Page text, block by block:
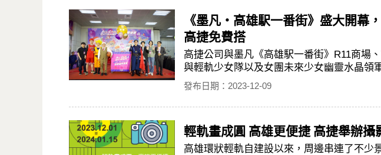
《墨凡・高雄駅一番街》盛大開幕
高捷免費搭
高捷公司與墨凡《高雄駅一番街》R11商場
與輕軌少女隊以及女團未來少女幽靈水晶領
發布日期：2023-12-09
輕軌畫成圓 高雄更便捷 高捷舉辦
高雄環狀輕軌自建設以來，周邊串連了不少